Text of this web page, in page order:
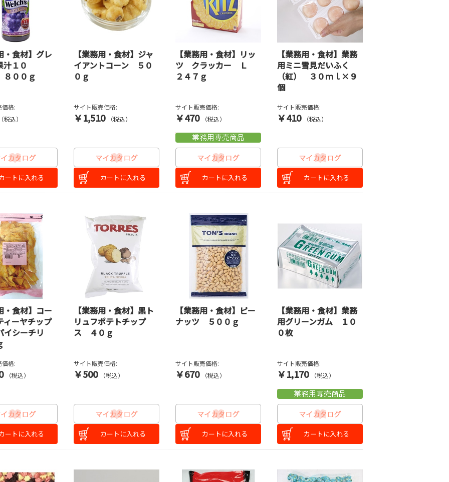
・食材】グレ
汁１０
００ｇ
価格:
税込）
ートに入れる
【業務用・食材】ジャ
イアントコーン ５０
０ｇ
サイト販売価格:
￥1,510 （税込）
カートに入れる
【業務用・食材】リッ
ツ クラッカー Ｌ
２４７ｇ
サイト販売価格:
￥470 （税込）
カートに入れる
【業務用・食材】業務
用ミニ雪見だいふく
（紅） ３０ｍｌ×９
個
サイト販売価格:
￥410 （税込）
カートに入れる
・食材】コー
ィーヤチップ
シーチリ
価格:
（税込）
ートに入れる
【業務用・食材】黒ト
リュフポテトチップ
ス ４０ｇ
サイト販売価格:
￥500 （税込）
カートに入れる
【業務用・食材】ピー
ナッツ ５００ｇ
サイト販売価格:
￥670 （税込）
カートに入れる
【業務用・食材】業務
用グリーンガム １０
０枚
サイト販売価格:
￥1,170 （税込）
カートに入れる